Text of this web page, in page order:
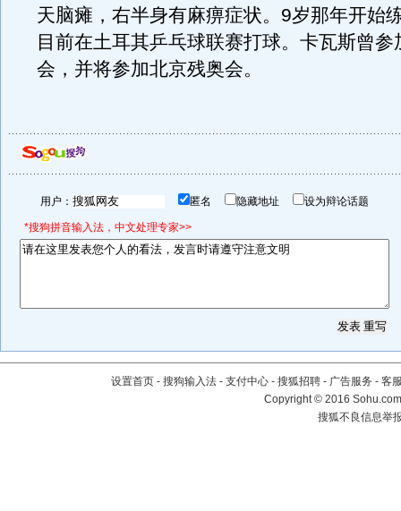
天脑瘫，右半身有麻痹症状。9岁那年开始
目前在土耳其乒乓球联赛打球。卡瓦斯曾参
会，并将参加北京残奥会。
用户： 匿名 隐藏地址 设为辩论话题
*搜狗拼音输入法，中文处理专家>>
设置首页 - 搜狗输入法 - 支付中心 - 搜狐招聘 - 广告服务 - 客
Copyright©2016
搜狐不良信息举